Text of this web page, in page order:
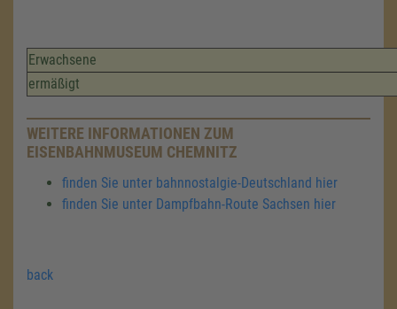
Erwachsene
ermäßigt
WEITERE INFORMATIONEN ZUM
EISENBAHNMUSEUM CHEMNITZ
finden Sie unter bahnnostalgie-Deutschland hier
finden Sie unter Dampfbahn-Route Sachsen hier
back